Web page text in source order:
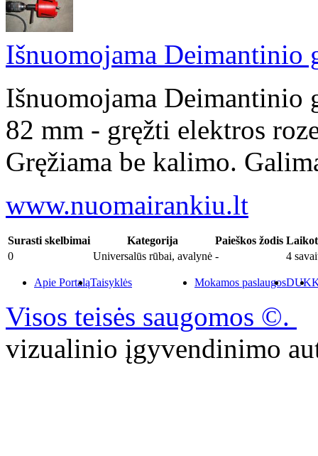
Išnuomojama Deimantinio
Išnuomojama Deimantinio
82 mm - gręžti elektros
Gręžiama be kalimo.
www.nuomairankiu.lt
Surasti skelbimai Kategorija Paieškos žodis
0
Universalūs rūbai, avalynė - 4
Apie PortaląTaisyklės Mokamos paslaugosDUK
Visos teisės saugomos ©.
vizualinio įgyvendinimo